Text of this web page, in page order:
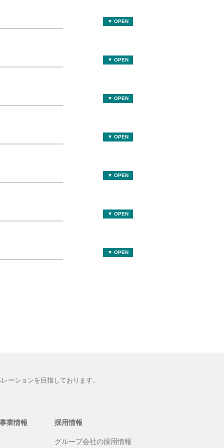
▼ OPEN
▼ OPEN
▼ OPEN
▼ OPEN
▼ OPEN
▼ OPEN
▼ OPEN
ーションを目指しております。
業情報 採用情報
グループ会社の採用情報